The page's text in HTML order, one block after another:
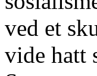
ved et
vide hatt